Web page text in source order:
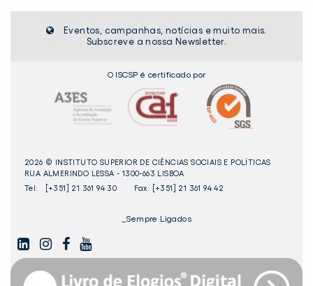
Eventos, campanhas, notícias e muito mais.
Subscreve a nossa Newsletter.
O ISCSP é certificado por
2026 © INSTITUTO SUPERIOR DE CIÊNCIAS SOCIAIS E POLÍTICAS
RUA ALMERINDO LESSA - 1300-663 LISBOA
Tel:
[+351] 21 361 94 30 Fax: [+351] 21 361 94 42
_Sempre Ligados
LINKEDININSTAGAMFACEBOOK
YOUTUBE